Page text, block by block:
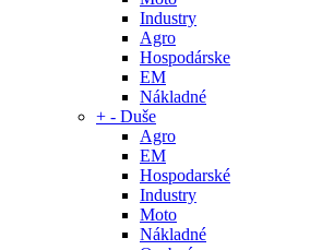
Industry
Agro
Hospodárske
EM
Nákladné
+ - Duše
Agro
EM
Hospodarské
Industry
Moto
Nákladné